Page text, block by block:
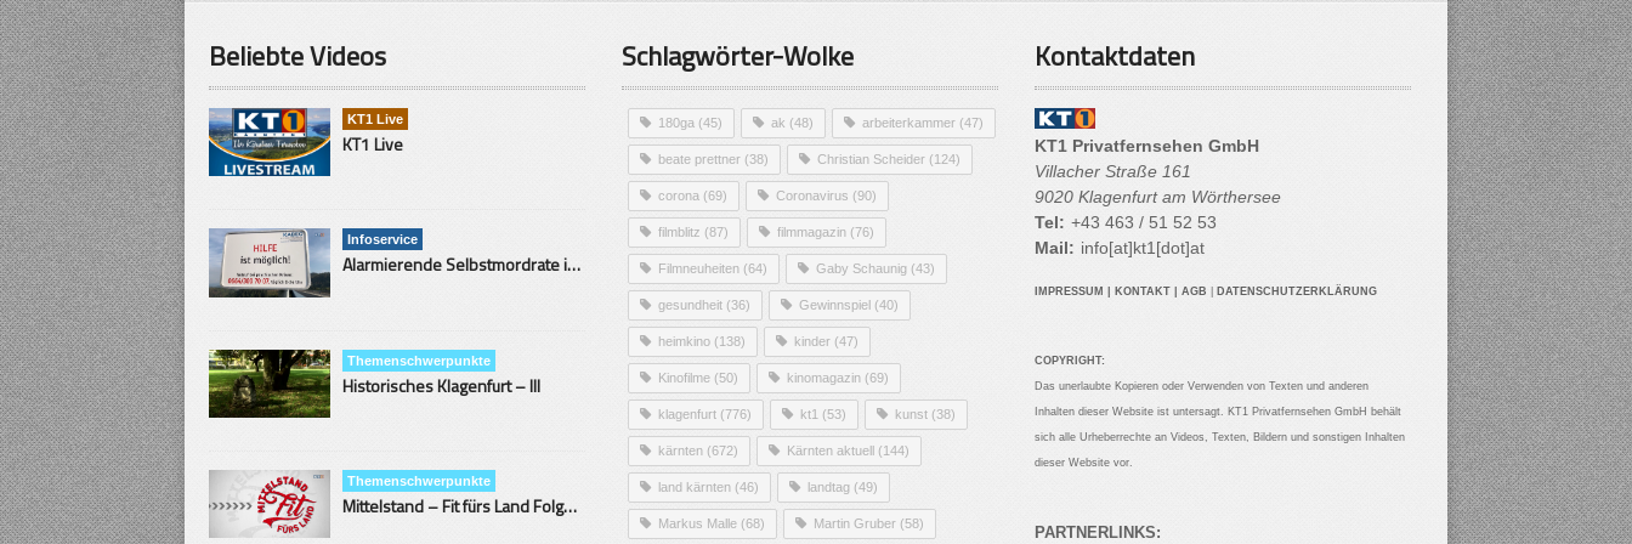
Beliebte Videos
KT1 Live
KT1 Live
Infoservice
Alarmierende Selbstmordrate in Kärnten
Themenschwerpunkte
Historisches Klagenfurt – III
Themenschwerpunkte
Mittelstand – Fit fürs Land Folge 9- Konditor
Schlagwörter-Wolke
180ga (45) ak (48) arbeiterkammer (47)
beate prettner (38) Christian Scheider (124)
corona (69) Coronavirus (90)
filmblitz (87) filmmagazin (76)
Filmneuheiten (64) Gaby Schaunig (43)
gesundheit (36) Gewinnspiel (40)
heimkino (138) kinder (47)
Kinofilme (50) kinomagazin (69)
klagenfurt (776) kt1 (53) kunst (38)
kärnten (672) Kärnten aktuell (144)
land kärnten (46) landtag (49)
Markus Malle (68) Martin Gruber (58)
Kontaktdaten
KT1 Privatfernsehen GmbH
Villacher Straße 161
9020 Klagenfurt am Wörthersee
Tel: +43 463 / 51 52 53
Mail: info[at]kt1[dot]at
IMPRESSUM KONTAKT AGB DATENSCHUTZERKLÄRUNG
COPYRIGHT:
Das unerlaubte Kopieren oder Verwenden von Texten und anderen
Inhalten dieser Website ist untersagt. KT1 Privatfernsehen GmbH behält
sich alle Urheberrechte an Videos, Texten, Bildern und sonstigen Inhalten
dieser Website vor.
PARTNERLINKS: